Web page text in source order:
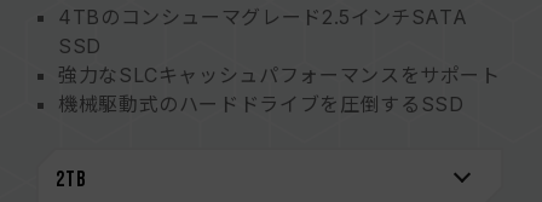
4TBのコンシューマグレード2.5インチSATA
SSD
強力なSLCキャッシュパフォーマンスをサポート
機械駆動式のハードドライブを圧倒するSSD